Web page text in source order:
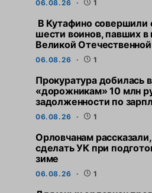
06.08.26 1
В Кутафино совершили
шести воинов, павших в
Великой
06.08.26 1
Прокуратура добилась
«дорожникам» 10 млн
задолженности по
06.08.26 1
Орловчанам
сделать УК при
зиме
06.08.26 1